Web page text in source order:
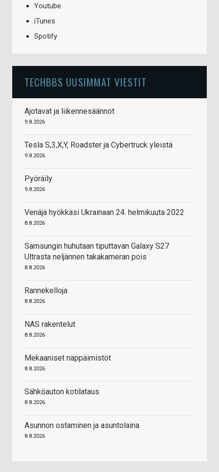
Youtube
iTunes
Spotify
TECHBBS UUSIMMAT VIESTIT
Ajotavat ja liikennesäännöt
9.8.2026
Tesla S,3,X,Y, Roadster ja Cybertruck yleistä
9.8.2026
Pyöräily
9.8.2026
Venäjä hyökkäsi Ukrainaan 24. helmikuuta 2022
8.8.2026
Samsungin huhutaan tiputtavan Galaxy S27
Ultrasta neljännen takakameran pois
8.8.2026
Rannekelloja
8.8.2026
NAS rakentelut
8.8.2026
Mekaaniset näppäimistöt
8.8.2026
Sähköauton kotilataus
8.8.2026
Asunnon ostaminen ja asuntolaina
8.8.2026